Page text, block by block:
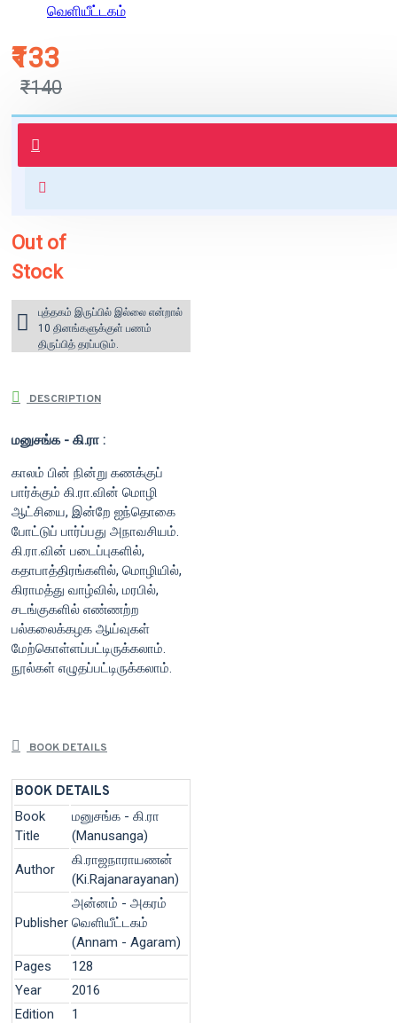
₹133
₹140
வெளியீட்டகம்
புத்தகம் 3 - 7 நாட்களில் அனுப்பி
வைக்கப்படும்.
for orders above ₹1000 within
Out of
Stock
புத்தகம் இருப்பில் இல்லை என்றால்
10 தினங்களுக்குள் பணம்
திருப்பித் தரப்படும்.
DESCRIPTION
மனுசங்க - கி.ரா :
காலம் பின் நின்று கணக்குப்
பார்க்கும் கி.ரா.வின் மொழி
ஆட்சியை, இன்றே ஐந்தொகை
போட்டுப் பார்ப்பது அநாவசியம்.
கி.ரா.வின் படைப்புகளில்,
கதாபாத்திரங்களில், மொழியில்,
கிராமத்து வாழ்வில், மரபில்,
சடங்குகளில் எண்ணற்ற
பல்கலைக்கழக ஆய்வுகள்
மேற்கொள்ளப்பட்டிருக்கலாம்.
நூல்கள் எழுதப்பட்டிருக்கலாம்.
BOOK DETAILS
BOOK DETAILS
Book
Title
மனுசங்க - கி.ரா
(Manusanga)
Author
கி.ராஜநாராயணன்
(Ki.Rajanarayanan)
Publisher
அன்னம் - அகரம்
வெளியீட்டகம்
(Annam - Agaram)
Pages
128
Year
2016
Edition
1